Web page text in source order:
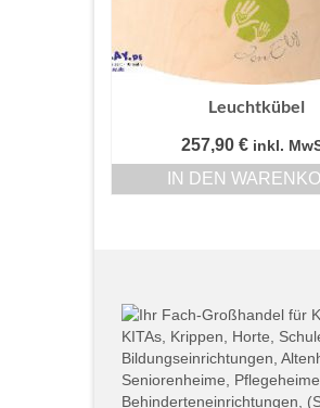
Leuchtkübel
257,90 € inkl.
IN DEN